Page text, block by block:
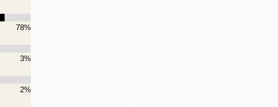
78%
3%
2%